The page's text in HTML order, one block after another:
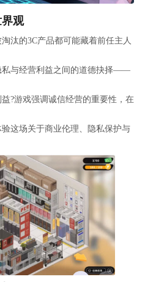
观
汰的3C产品都可能藏着前任主人
私与经营利益之间的道德抉择——
?游戏强调诚信经营的重要性，在
这场关于商业伦理、隐私保护与